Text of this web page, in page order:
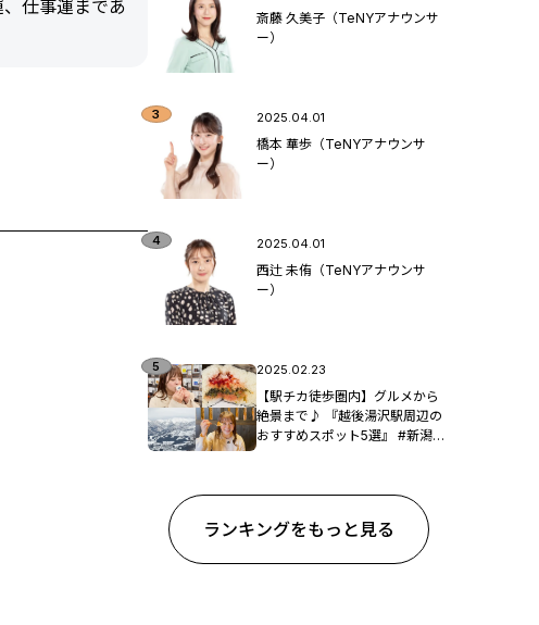
仕事運まであ
斎藤 久美子（TeNYアナウンサ
ー）
2025.04.01
橋本 華歩（TeNYアナウンサ
ー）
2025.04.01
西辻 未侑（TeNYアナウンサ
ー）
2025.02.23
【駅チカ徒歩圏内】グルメから
絶景まで♪ 『越後湯沢駅周辺の
おすすめスポット5選』 #新潟観
ランキングをもっと見る